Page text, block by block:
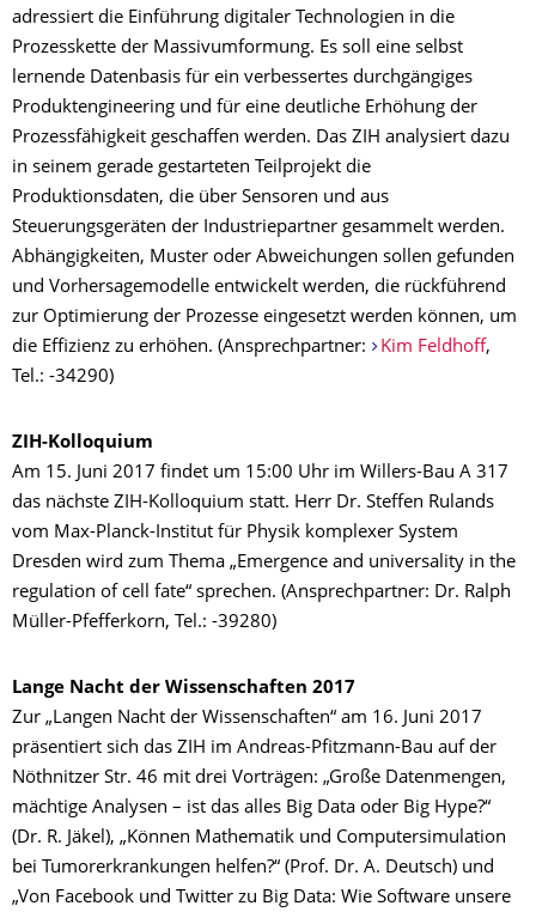
adressiert die Einführung digitaler Technologien in die
Prozesskette der Massivumformung. Es soll eine selbst
lernende Datenbasis für ein verbessertes durchgängiges
Produktengineering und für eine deutliche Erhöhung der
Prozessfähigkeit geschaffen werden. Das ZIH analysiert dazu
in seinem gerade gestarteten Teilprojekt die
Produktionsdaten, die über Sensoren und aus
Steuerungsgeräten der Industriepartner gesammelt werden.
Abhängigkeiten, Muster oder Abweichungen sollen gefunden
und Vorhersagemodelle entwickelt werden, die rückführend
zur Optimierung der Prozesse eingesetzt werden können, um
die Effizienz zu erhöhen. (Ansprechpartner:
Kim Feldhoff,
Tel.: -34290)
ZIH-Kolloquium
Am 15. Juni 2017 findet um 15:00 Uhr im Willers-Bau A 317
das nächste ZIH-Kolloquium statt. Herr Dr. Steffen Rulands
vom Max-Planck-Institut für Physik komplexer System
Dresden wird zum Thema „Emergence and universality in the
regulation of cell fate“ sprechen. (Ansprechpartner: Dr. Ralph
Müller-Pfefferkorn, Tel.: -39280)
Lange Nacht der Wissenschaften 2017
Zur „Langen Nacht der Wissenschaften“ am 16. Juni 2017
präsentiert sich das ZIH im Andreas-Pfitzmann-Bau auf der
Nöthnitzer Str. 46 mit drei Vorträgen: „Große Datenmengen,
mächtige Analysen – ist das alles Big Data oder Big Hype?“
(Dr. R. Jäkel), „Können Mathematik und Computersimulation
bei Tumorerkrankungen helfen?“ (Prof. Dr. A. Deutsch) und
„Von Facebook und Twitter zu Big Data: Wie Software unsere